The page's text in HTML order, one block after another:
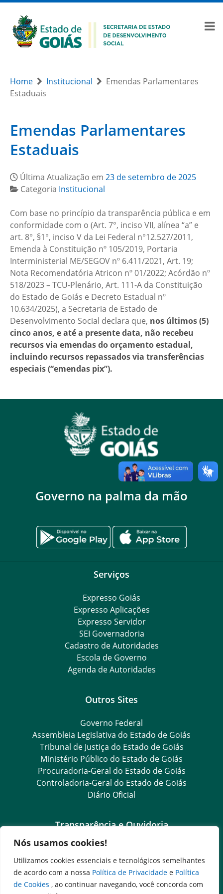
Nós usamos cookies!
Utilizamos cookies essenciais e tecnológicos semelhantes
de acordo com a nossa Política de Privacidade e Política
de Cookies , ao continuar navegando, você concorda com
Home Institucional
Emendas Parlamentares
Estaduais
Emendas Parlamentares
Estaduais
Última Atualização em 23 de setembro de 2025
Categoria Institucional
Com base no princípio da transparência pública e em
conformidade com o (Art. 7°, inciso VII, alínea “a” e
art. 8°, §1°, inciso V da Lei Federal n°12.527/2011,
Emenda à Constituição nº 105/2019, Portaria
Interministerial ME/SEGOV nº 6.411/2021, Art. 19;
Nota Recomendatória Atricon nº 01/2022; Acórdão nº
518/2023 – TCU-Plenário, Art. 111-A da Constituição
do Estado de Goiás e Decreto Estadual nº
10.634/2025), a Secretaria de Estado de
Desenvolvimento Social declara que, nos últimos (5)
cinco anos, e até a presente data, não recebeu
recursos via emendas do orçamento estadual,
incluindo recursos repassados via transferências
especiais (“emendas pix”).
Governo na palma da mão
Serviços
Expresso Goiás
Expresso Aplicações
Expresso Servidor
SEI Governadoria
Cadastro de Autoridades
Escola de Governo
Agenda de Autoridades
Outros Sites
Governo Federal
Assembleia Legislativa do Estado de Goiás
Tribunal de Justiça do Estado de Goiás
Ministério Público do Estado de Goiás
Procuradoria-Geral do Estado de Goiás
Controladoria-Geral do Estado de Goiás
Diário Oficial
Transparência e Ouvidoria
LGPD
Goiás Transparência
Dados Abertos Goiás
Ouvidoria Setorial